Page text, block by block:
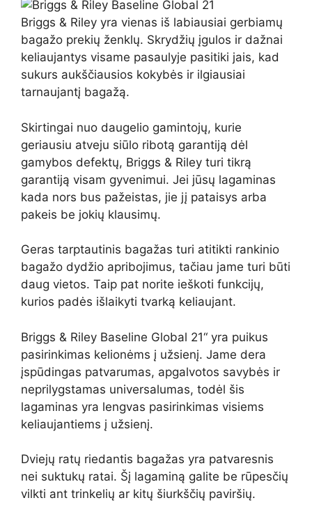
Briggs & Riley yra vienas iš labiausiai gerbiamų
bagažo prekių ženklų. Skrydžių įgulos ir dažnai
keliaujantys visame pasaulyje pasitiki jais, kad
sukurs aukščiausios kokybės ir ilgiausiai
tarnaujantį bagažą.
Skirtingai nuo daugelio gamintojų, kurie
geriausiu atveju siūlo ribotą garantiją dėl
gamybos defektų, Briggs & Riley turi tikrą
garantiją visam gyvenimui. Jei jūsų lagaminas
kada nors bus pažeistas, jie jį pataisys arba
pakeis be jokių klausimų.
Geras tarptautinis bagažas turi atitikti rankinio
bagažo dydžio apribojimus, tačiau jame turi būti
daug vietos. Taip pat norite ieškoti funkcijų,
kurios padės išlaikyti tvarką keliaujant.
Briggs & Riley Baseline Global 21“ yra puikus
pasirinkimas kelionėms į užsienį. Jame dera
įspūdingas patvarumas, apgalvotos savybės ir
neprilygstamas universalumas, todėl šis
lagaminas yra lengvas pasirinkimas visiems
keliaujantiems į užsienį.
Dviejų ratų riedantis bagažas yra patvaresnis
nei suktukų ratai. Šį lagaminą galite be rūpesčių
vilkti ant trinkelių ar kitų šiurkščių paviršių.